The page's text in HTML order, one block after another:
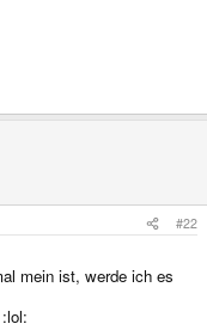
#22
mein ist, werde ich es